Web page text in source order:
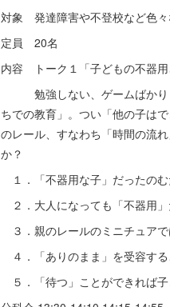
対象 発達障害や不登校など色
定員 20名
内容 トーク１「子どもの不器用
勉強しない、ゲームばかりし
ちでの教育」。つい「他の子は
のレール、すなわち「時間の流
か？
１．「不器用な子」だったの
２．大人になっても「不器用」
３．親のレールのミニチュア
４．「ありのまま」を受容す
５．「待つ」ことができれば